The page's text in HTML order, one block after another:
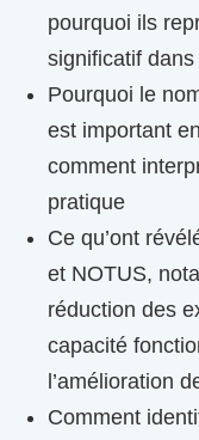
pourquoi ils
significatif
Pourquoi le
est important
comment
pratique
Ce qu’ont
et NOTUS,
réduction des
capacité
l’amélioration
Comment